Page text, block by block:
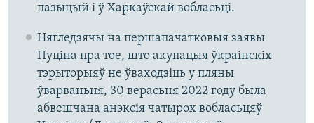
пазыцый і ў Харкаўскай вобласьці.
Нягледзячы на першапачатковыя заявы
Пуціна пра тое, што акупацыя ўкраінскіх
тэрыторыяў не ўваходзіць у пляны
ўварваньня, 30 верасьня 2022 году была
абвешчана анэксія чатырох вобласьцяў